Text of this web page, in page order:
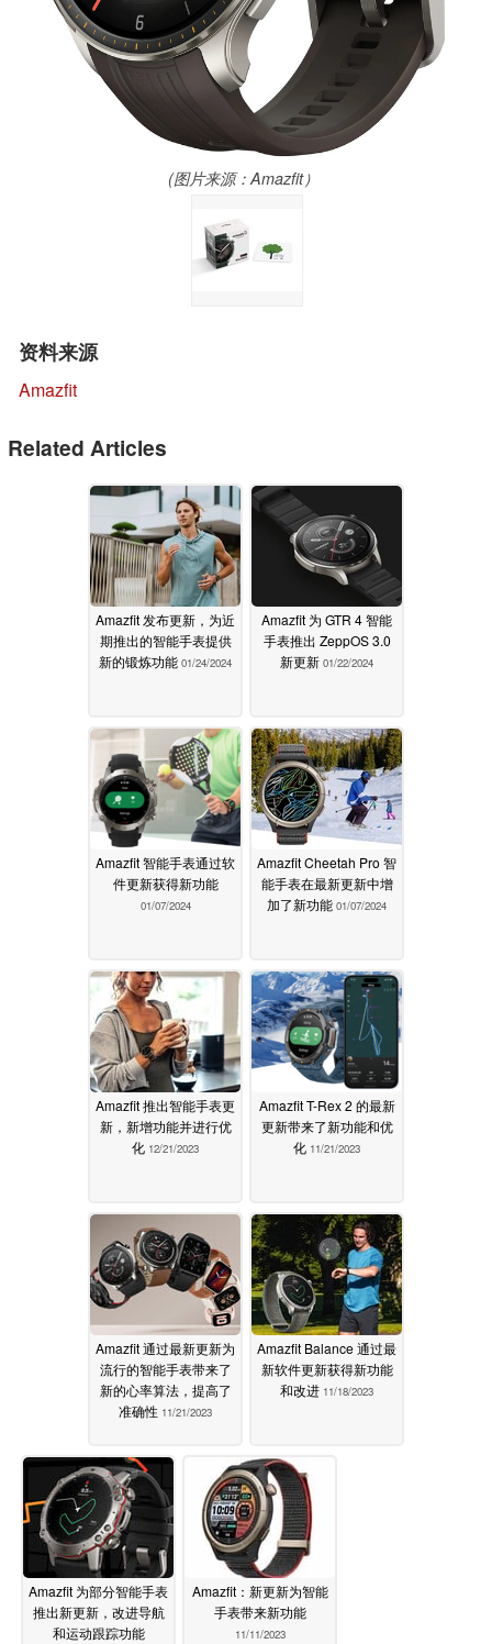
(图片来源：Amazfit）
资料来源
Amazfit
Related Articles
Amazfit 发布更新，为近
期推出的智能手表提供
新的锻炼功能 01/24/2024
Amazfit 为 GTR 4 智能
手表推出 ZeppOS 3.0
新更新 01/22/2024
Amazfit 智能手表通过软
件更新获得新功能
01/07/2024
Amazfit Cheetah Pro 智
能手表在最新更新中增
加了新功能 01/07/2024
Amazfit 推出智能手表更
新，新增功能并进行优
化 12/21/2023
Amazfit T-Rex 2 的最新
更新带来了新功能和优
化 11/21/2023
Amazfit 通过最新更新为
流行的智能手表带来了
新的心率算法，提高了
准确性 11/21/2023
Amazfit Balance 通过最
新软件更新获得新功能
和改进 11/18/2023
Amazfit 为部分智能手表
推出新更新，改进导航
和运动跟踪功能
Amazfit：新更新为智能
手表带来新功能
11/11/2023